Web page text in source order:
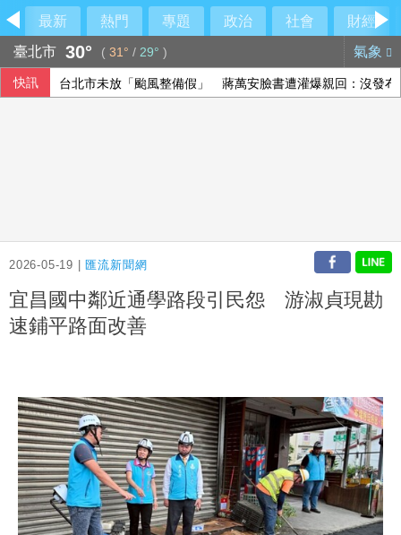
最新 熱門 專題 政治 社會
財經
臺北市 30° ( 31° / 29° ) 氣象
快訊 台北市未放「颱風整備假」 蔣萬安臉書遭灌爆親回：沒發布
2026-05-19 | 匯流新聞網
宜昌國中鄰近通學路段引民怨 游淑貞現勘
速鋪平路面改善